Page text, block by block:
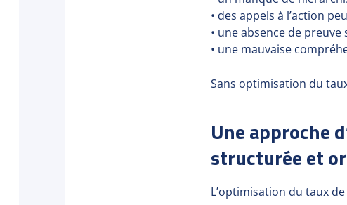
• des appels à l’action
• une absence de preuve
• une mauvaise
Sans optimisation du
Une approche
structurée et
L’optimisation du taux